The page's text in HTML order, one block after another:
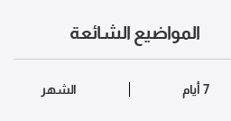
المواضيع الشائعة